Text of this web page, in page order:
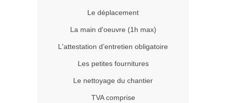
Le déplacement
La main d'oeuvre (1h max)
L'attestation d’entretien obligatoire
Les petites fournitures
Le nettoyage du chantier
TVA comprise